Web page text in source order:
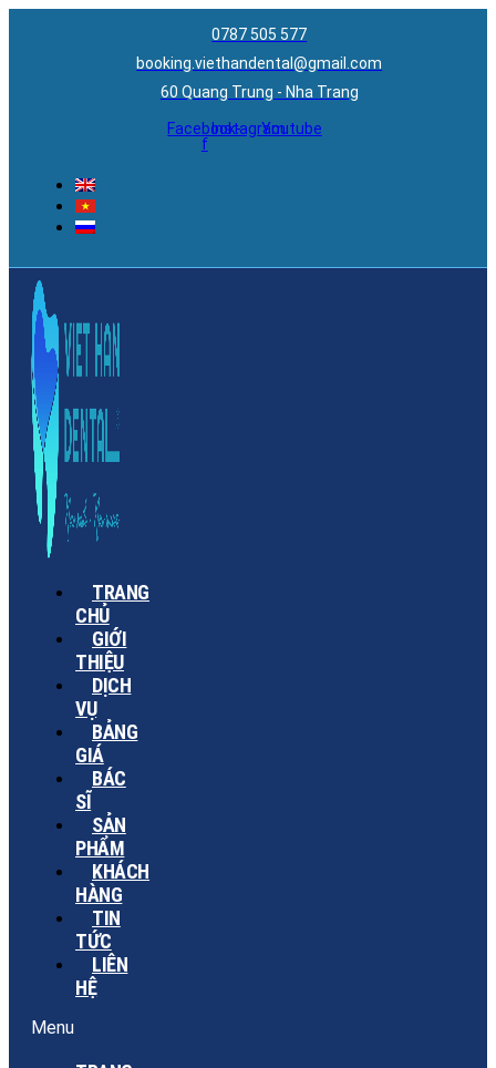
0787 505 577
booking.viethandental@gmail.com
60 Quang Trung - Nha Trang
Facebook-
f
InstagramYoutube
TRANG
CHỦ
GIỚI
THIỆU
DỊCH
VỤ
BẢNG
GIÁ
BÁC
SĨ
SẢN
PHẨM
KHÁCH
HÀNG
TIN
TỨC
LIÊN
HỆ
Menu